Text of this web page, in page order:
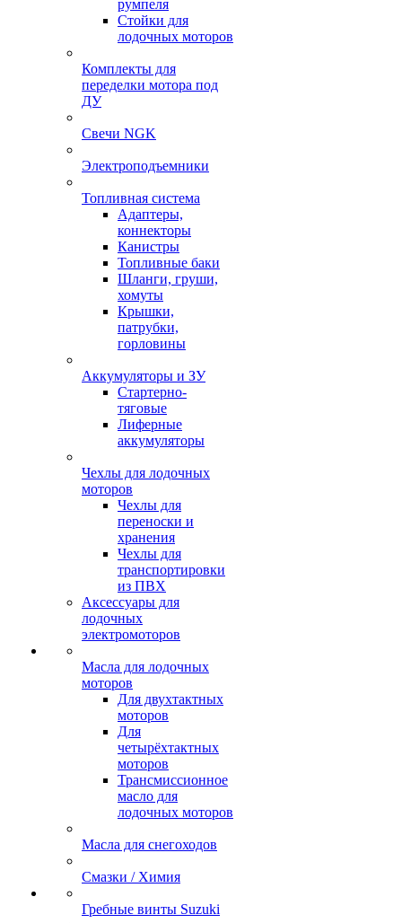
румпеля
Стойки для
лодочных моторов
Комплекты для
переделки мотора под
ДУ
Свечи NGK
Электроподъемники
Топливная система
Адаптеры,
коннекторы
Канистры
Топливные баки
Шланги, груши,
хомуты
Крышки,
патрубки,
горловины
Аккумуляторы и ЗУ
Стартерно-
тяговые
Лиферные
аккумуляторы
Чехлы для лодочных
моторов
Чехлы для
переноски и
хранения
Чехлы для
транспортировки
из ПВХ
Аксессуары для
лодочных
электромоторов
Масла для лодочных
моторов
Для двухтактных
моторов
Для
четырёхтактных
моторов
Трансмиссионное
масло для
лодочных моторов
Масла для снегоходов
Смазки / Химия
Гребные винты Suzuki